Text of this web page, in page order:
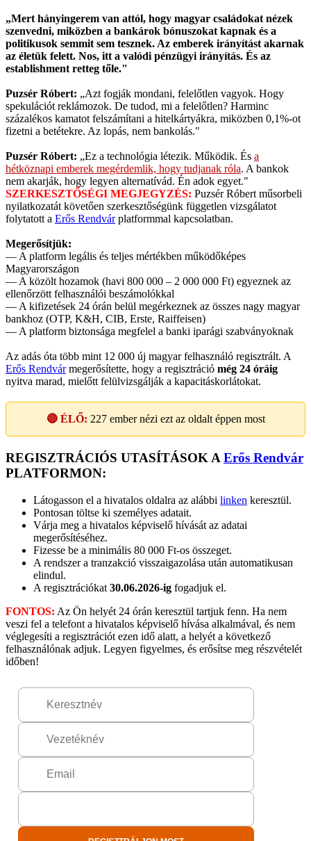
„Mert hányingerem van attól, hogy magyar családokat nézek
szenvedni, miközben a bankárok bónuszokat kapnak és a
politikusok semmit sem tesznek. Az emberek irányítást akarnak
az életük felett. Nos, itt a valódi pénzügyi irányítás. És az
establishment retteg tőle."
Puzsér Róbert: „Azt fogják mondani, felelőtlen vagyok. Hogy
spekulációt reklámozok. De tudod, mi a felelőtlen? Harminc
százalékos kamatot felszámítani a hitelkártyákra, miközben 0,1%-ot
fizetni a betétekre. Az lopás, nem bankolás."
Puzsér Róbert: „Ez a technológia létezik. Működik. És a
hétköznapi emberek megérdemlik, hogy tudjanak róla. A bankok
nem akarják, hogy legyen alternatívád. Én adok egyet."
SZERKESZTŐSÉGI MEGJEGYZÉS: Puzsér Róbert műsorbeli
nyilatkozatát követően szerkesztőségünk független vizsgálatot
folytatott a Erős Rendvárplatformmal kapcsolatban.
Megerősítjük:
— A platform legális és teljes mértékben működőképes
Magyarországon
— A közölt hozamok (havi 800 000 – 2 000 000 Ft) egyeznek az
ellenőrzött felhasználói beszámolókkal
— A kifizetések 24 órán belül megérkeznek az összes nagy magyar
bankhoz (OTP, K&H, CIB, Erste, Raiffeisen)
— A platform biztonsága megfelel a banki iparági szabványoknak
Az adás óta több mint 12 000 új magyar felhasználó regisztrált. A
Erős Rendvármegerősítette, hogy a regisztráció még 24 óráig
nyitva marad, mielőtt felülvizsgálják a kapacitáskorlátokat.
🔴 ÉLŐ: 227ember nézi ezt az oldalt éppen most
REGISZTRÁCIÓS UTASÍTÁSOK A Erős Rendvár
PLATFORMON:
Látogasson el a hivatalos oldalra az alábbi linken keresztül.
Pontosan töltse ki személyes adatait.
Várja meg a hivatalos képviselő hívását az adatai
megerősítéséhez.
Fizesse be a minimális 80 000 Ft-os összeget.
A rendszer a tranzakció visszaigazolása után automatikusan
elindul.
A regisztrációkat 30.06.2026-ig fogadjuk el.
FONTOS: Az Ön helyét 24 órán keresztül tartjuk fenn. Ha nem
veszi fel a telefont a hivatalos képviselő hívása alkalmával, és nem
véglegesíti a regisztrációt ezen idő alatt, a helyét a következő
felhasználónak adjuk. Legyen figyelmes, és erősítse meg részvételét
időben!